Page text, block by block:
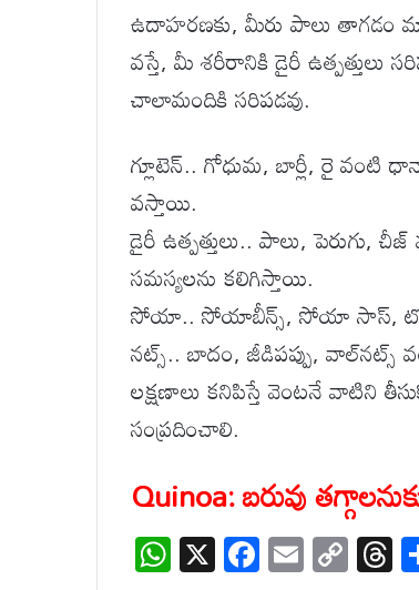
ఉదాహరణకు, మీరు పాలు తాగడం
వస్తే, మీ శరీరానికి డైరీ ఉత్పత్తులు
చాలామందికి సరిపడవు.
గ్లూటెన్.. గోధుమ, బార్లీ, రై వంటి
వస్తాయి.
డైరీ ఉత్పత్తులు.. పాలు, పెరుగు,
సమస్యలను కలిగిస్తాయి.
సోయా.. సోయాబీన్స్, సోయా సాస్, టోఫు
నట్స్.. బాదం, జీడిపప్పు,
లక్షణాలు కనిపిస్తే వెంటనే వాటిని
సంప్రదించాలి.
Quinoa: బరువు
W X F E C T